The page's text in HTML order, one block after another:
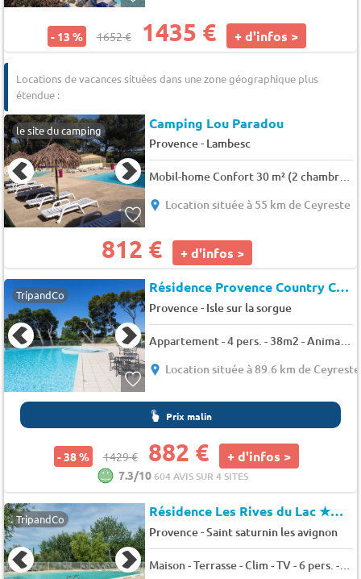
- 13 % 1652 € 1435 € + d'infos >
Locations de vacances situées dans une zone géographique plus
étendue :
le site du camping Camping Lou Paradou
Provence- Lambesc
Mobil-home Confort 30 m² (2 chambres) climatisé Terrasse semi-couverte 6 pers.
Location située à 55 km de Ceyreste
812 € + d'infos >
TripandCo Résidence Provence Country Club
Provence- Isle sur la sorgue
Appartement - 4 pers. - 38m2 - Animaux admis
Location située à 89.6 km de Ceyreste
Prix malin
- 38 % 1429 € 882 € + d'infos >
7.3/10604 AVIS SUR 4 SITES
TripandCo Résidence Les Rives du Lac★★★
Provence-Saint saturnin les avignon
Maison - Terrasse - Clim - TV - 6 pers. - 40m2 - Animaux admis